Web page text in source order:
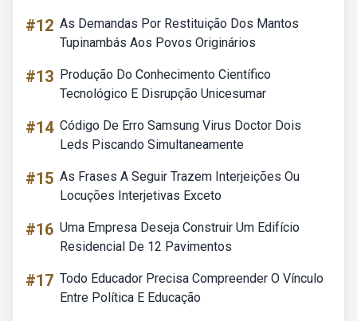
#12 As Demandas Por Restituição Dos Mantos
Tupinambás Aos Povos Originários
#13 Produção Do Conhecimento Científico
Tecnológico E Disrupção Unicesumar
#14 Código De Erro Samsung Virus Doctor Dois
Leds Piscando Simultaneamente
#15 As Frases A Seguir Trazem Interjeições Ou
Locuções Interjetivas Exceto
#16 Uma Empresa Deseja Construir Um Edifício
Residencial De 12 Pavimentos
#17 Todo Educador Precisa Compreender O Vínculo
Entre Política E Educação